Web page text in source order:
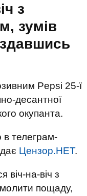
з
зумів
Pepsi 25-ї
десантної
окупанта.
в телеграм-
Цензор.НЕТ.
віч-на-віч з
пощаду,